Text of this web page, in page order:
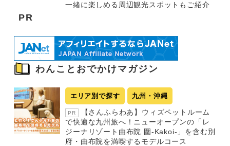
一緒に楽しめる周辺観光スポットもご紹介
PR
わんことおでかけマガジン
エリア別で探す 九州・沖縄
PR
【さんふらわあ】ウィズペットルーム
で快適な九州旅へ！ニューオープンの「レ
ジーナリゾート由布院 圍-Kakoi-」を含む別
府・由布院を満喫するモデルコース